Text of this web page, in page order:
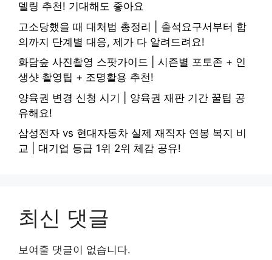
델링 추천! 기대해도 좋아요
고소당했을 때 대처법 총정리 | 출석요구서부터 합
의까지 단계별 대응, 제가 다 알려드려요!
화담숲 사진촬영 스팟가이드 | 시즌별 포토존 + 인
생샷 촬영팁 + 조명활용 추천!
양육권 변경 신청 시기 | 양육권 재판 기간 꿀팁 공
유해요!
삼성전자 vs 현대자동차 실제 재직자 연봉 복지 비
교 | 대기업 등급 1위 2위 체감 공유!
최신 댓글
보여줄 댓글이 없습니다.